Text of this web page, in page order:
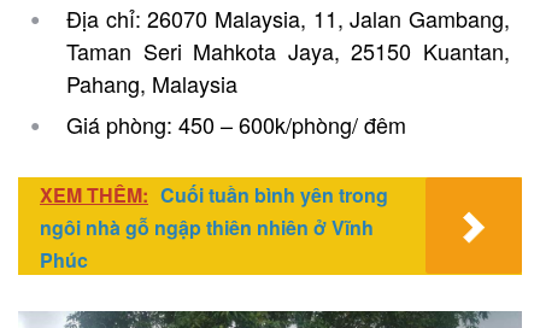
Địa chỉ: 26070 Malaysia, 11, Jalan Gambang,
Taman Seri Mahkota Jaya, 25150 Kuantan,
Pahang, Malaysia
Giá phòng: 450 – 600k/phòng/ đêm
XEM THÊM: Cuối tuần bình yên trong
ngôi nhà gỗ ngập thiên nhiên ở Vĩnh
Phúc